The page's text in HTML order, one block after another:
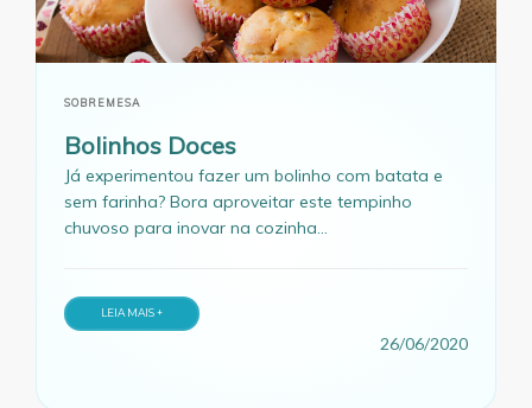
SOBREMESA
Bolinhos Doces
Já experimentou fazer um bolinho com batata e
sem farinha? Bora aproveitar este tempinho
chuvoso para inovar na cozinha...
LEIA MAIS +
26/06/2020